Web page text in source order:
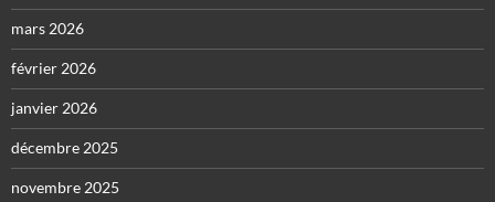
mars 2026
février 2026
janvier 2026
décembre 2025
novembre 2025